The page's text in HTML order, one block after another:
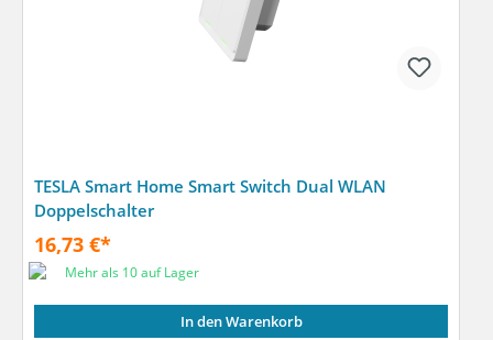
TESLA Smart Home Smart Switch Dual WLAN
Doppelschalter
16,73 €*
Mehr als 10 auf Lager
In den Warenkorb